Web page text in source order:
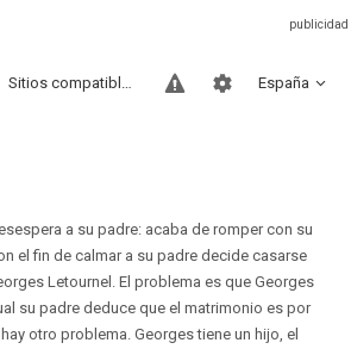
España
Sitios compatibles
a su padre: acaba de romper con su
el fin de calmar a su padre decide casarse
Letournel. El problema es que Georges
su padre deduce que el matrimonio es por
otro problema. Georges tiene un hijo, el